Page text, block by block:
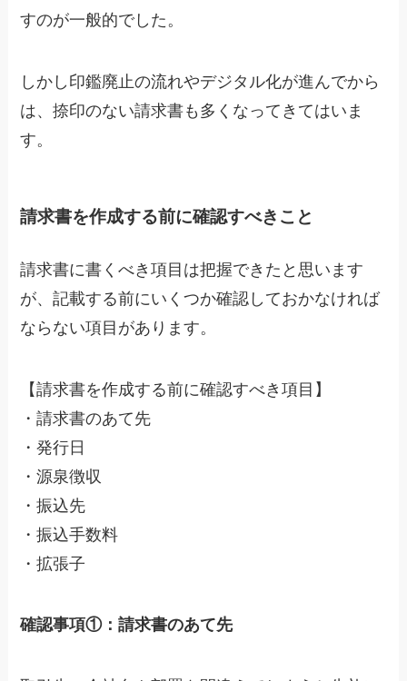
すのが一般的でした。
しかし印鑑廃止の流れやデジタル化が進んでから
は、捺印のない請求書も多くなってきてはいま
す。
請求書を作成する前に確認すべきこと
請求書に書くべき項目は把握できたと思います
が、記載する前にいくつか確認しておかなければ
ならない項目があります。
【請求書を作成する前に確認すべき項目】
・請求書のあて先
・発行日
・源泉徴収
・振込先
・振込手数料
・拡張子
確認事項①：請求書のあて先